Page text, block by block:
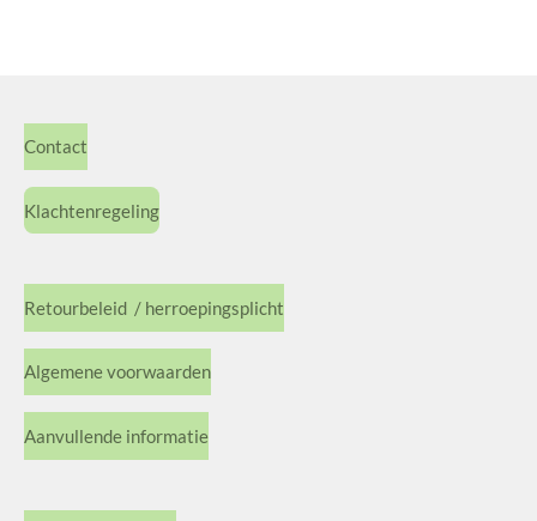
Contact
Klachtenregeling
Retourbeleid / herroepingsplicht
Algemene voorwaarden
Aanvullende informatie